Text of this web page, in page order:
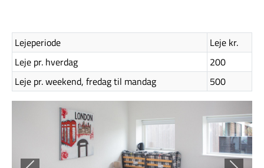
Lejeperiode
Leje kr.
Leje pr. hverdag
200
Leje pr. weekend, fredag til mandag
500